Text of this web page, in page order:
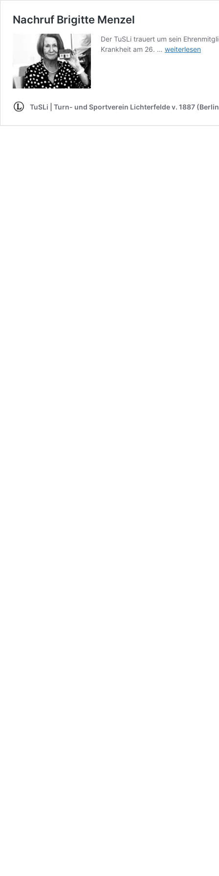
Nachruf Brigitte Menzel
Der TuSLi trauert um sein
Krankheit am 26. … Nachruf
weiterlesen
TuSLi | Turn- und Sportverein Lichterfelde v. 1887